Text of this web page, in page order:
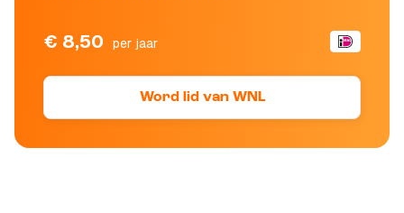
€ 8,50 per jaar
Word lid van WNL